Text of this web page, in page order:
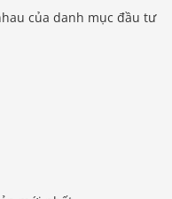
của danh mục đầu tư